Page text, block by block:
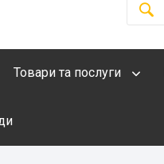
Товари та послуги